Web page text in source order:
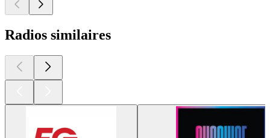
Radios similaires